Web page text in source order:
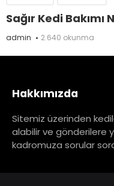
Sağır Kedi Bakımı
admin 2.640 okunma
Hakkımızda
Sitemiz üzerinden
alabilir ve gönderilere
kadromuza sorular